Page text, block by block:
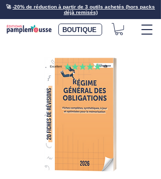
🚀-20% de réduction à partir de 3 outils achetés (hors packs
déjà remisés)
BOUTIQUE